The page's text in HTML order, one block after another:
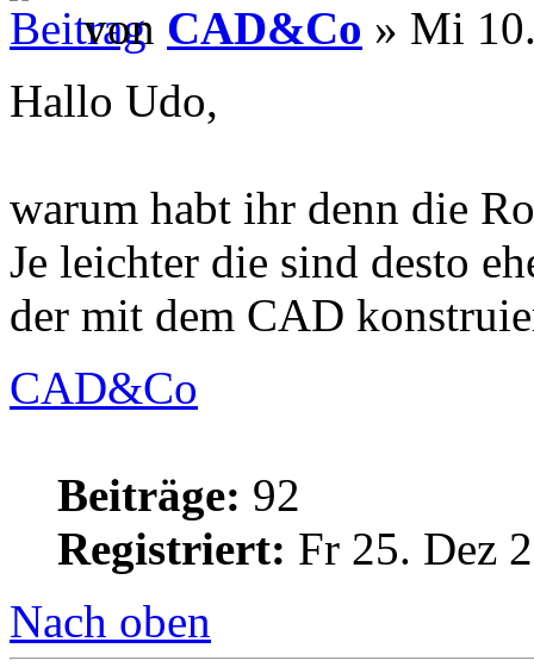
von CAD&Co » Mi
Hallo Udo,
warum habt ihr denn die
Je leichter die sind desto
der mit dem CAD
CAD&Co
Beiträge: 92
Registriert: Fr 25. Dez
Nach oben